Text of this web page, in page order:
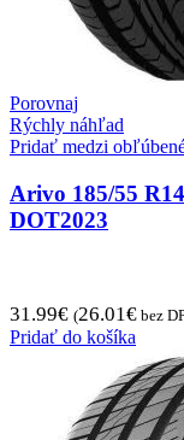
Porovnaj
Rýchly náhľad
Pridať medzi
Arivo 185/55
DOT2023
31.99€ (26.01€ bez
Pridať do košíka